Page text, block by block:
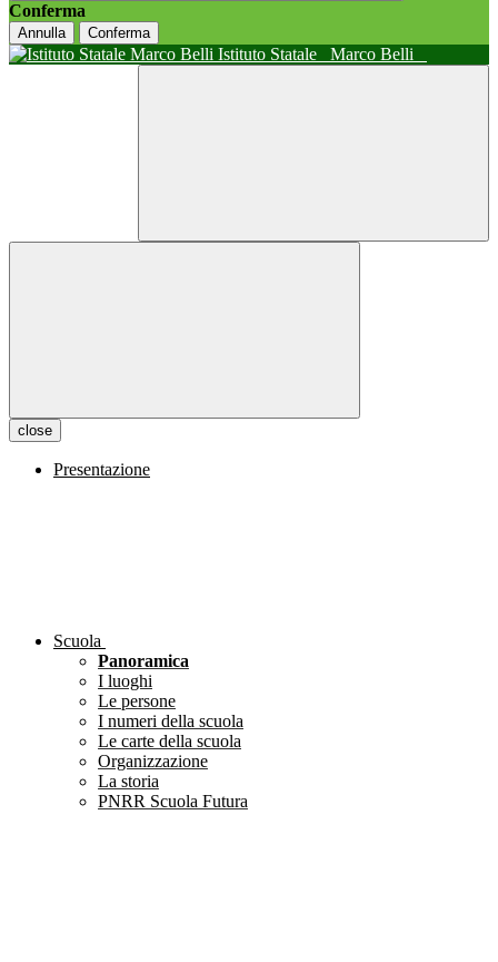
Conferma
Annulla Conferma
Istituto Statale Marco Belli
close
Presentazione
Scuola
Panoramica
I luoghi
Le persone
I numeri della scuola
Le carte della scuola
Organizzazione
La storia
PNRR Scuola Futura